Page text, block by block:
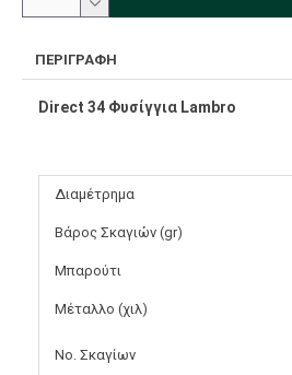
ΠΕΡΙΓΡΑΦΉ
Direct 34 Φυσίγγια Lambro
Διαμέτρημα
Βάρος Σκαγιών (gr)
Μπαρούτι
Μέταλλο (χιλ)
Νο. Σκαγίων